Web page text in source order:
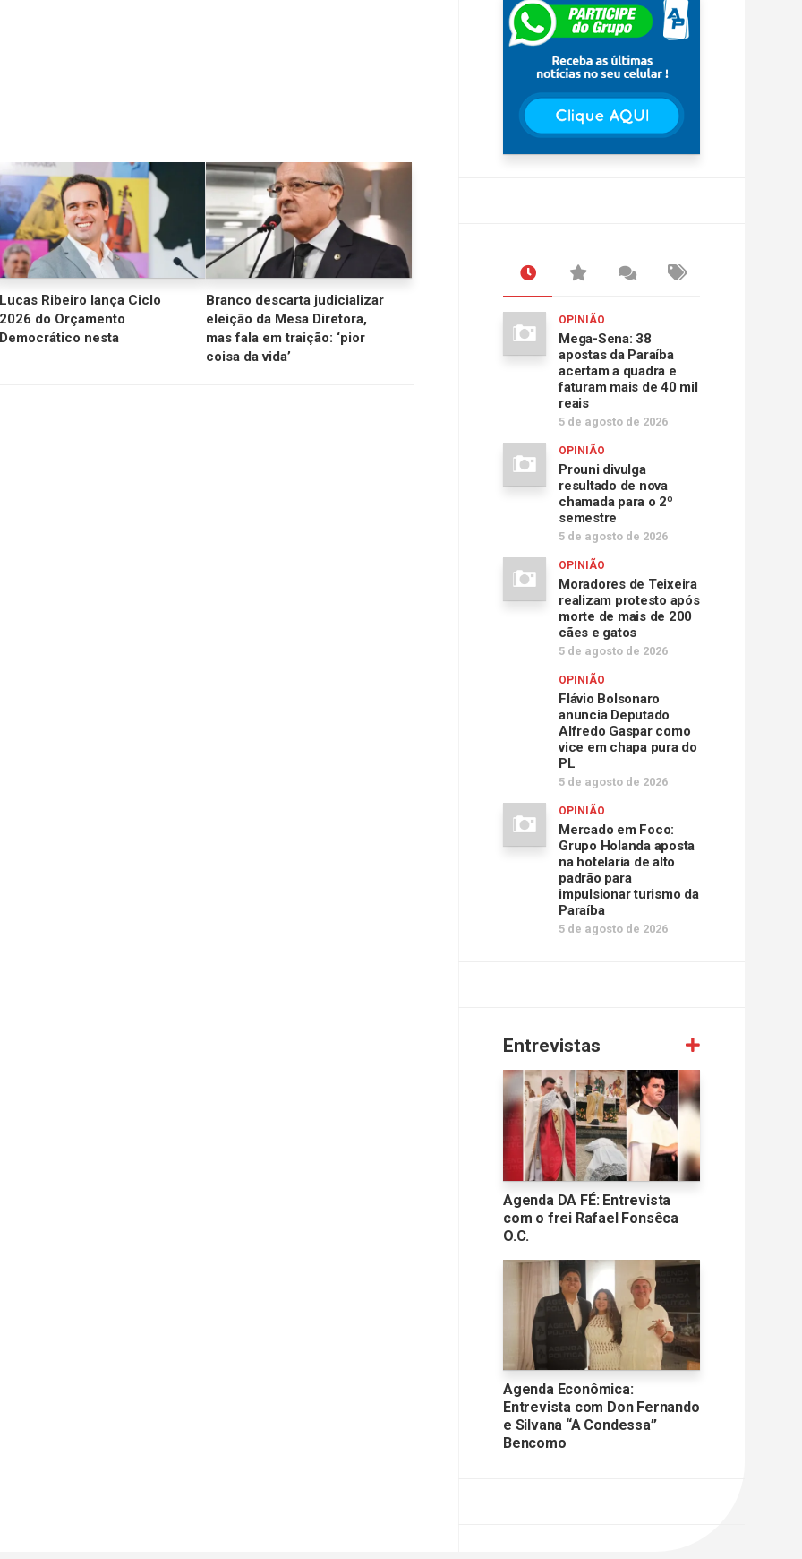
Lucas Ribeiro lança Ciclo
2026 do Orçamento
Democrático nesta
Branco descarta judicializar
eleição da Mesa Diretora,
mas fala em traição: ‘pior
coisa da vida’
OPINIÃO
Mega-Sena: 38
apostas da Paraíba
acertam a quadra e
faturam mais de 40 mil
reais
5 de agosto de 2026
OPINIÃO
Prouni divulga
resultado de nova
chamada para o 2º
semestre
5 de agosto de 2026
OPINIÃO
Moradores de Teixeira
realizam protesto após
morte de mais de 200
cães e gatos
5 de agosto de 2026
OPINIÃO
Flávio Bolsonaro
anuncia Deputado
Alfredo Gaspar como
vice em chapa pura do
PL
5 de agosto de 2026
OPINIÃO
Mercado em Foco:
Grupo Holanda aposta
na hotelaria de alto
padrão para
impulsionar turismo da
Paraíba
5 de agosto de 2026
Entrevistas
Agenda DA FÉ: Entrevista
com o frei Rafael Fonsêca
O.C.
Agenda Econômica:
Entrevista com Don Fernando
e Silvana “A Condessa”
Bencomo